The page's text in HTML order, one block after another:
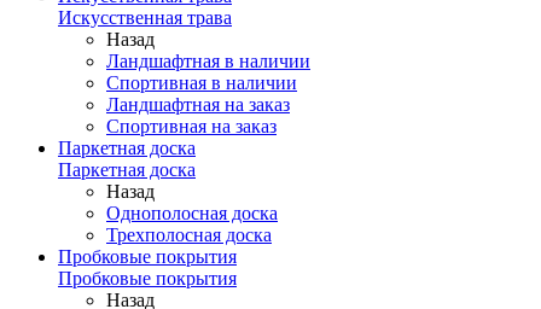
Искусственная трава
Назад
Ландшафтная в наличии
Спортивная в наличии
Ландшафтная на заказ
Спортивная на заказ
Паркетная доска
Паркетная доска
Назад
Однополосная доска
Трехполосная доска
Пробковые покрытия
Пробковые покрытия
Назад